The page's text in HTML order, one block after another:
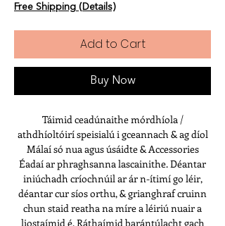
Free Shipping (Details)
Add to Cart
Buy Now
Táimid ceadúnaithe mórdhíola /
athdhíoltóirí speisialú i gceannach & ag díol
Málaí só nua agus úsáidte & Accessories
Éadaí ar phraghsanna lascainithe. Déantar
iniúchadh críochnúil ar ár n-ítimí go léir,
déantar cur síos orthu, & grianghraf cruinn
chun staid reatha na míre a léiriú nuair a
liostaímid é. Ráthaímid barántúlacht gach